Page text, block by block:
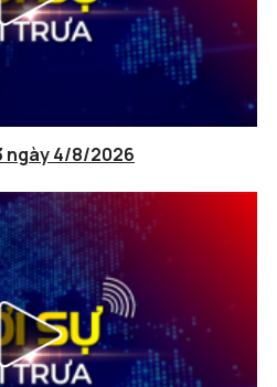
ngày 4/8/2026